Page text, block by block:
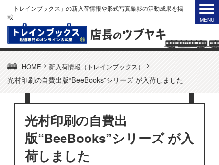
「トレインブックス」の新入荷情報や形式写真撮影の活動成果を掲
載
HOME > 新入荷情報（トレインブックス）
>
光村印刷の自費出版“BeeBooks”シリーズ が入荷しました
光村印刷の自費出
版“BeeBooks”シリーズ が入
荷しました